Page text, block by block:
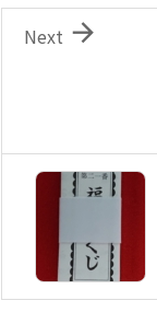

Next